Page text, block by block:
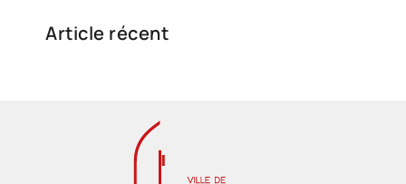
Article récent